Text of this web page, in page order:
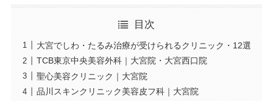
目次
大宮でしわ・たるみ治療が受けられるクリニック・12選
TCB東京中央美容外科｜大宮院・大宮西口院
聖心美容クリニック｜大宮院
品川スキンクリニック美容皮フ科｜大宮院